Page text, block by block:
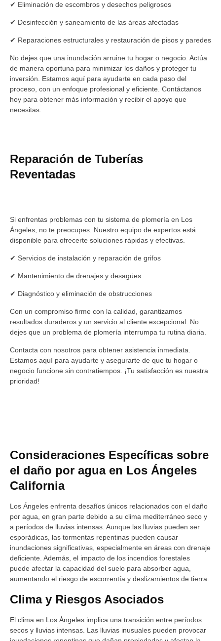
✔ Eliminación de escombros y desechos peligrosos
✔ Desinfección y saneamiento de las áreas afectadas
✔ Reparaciones estructurales y restauración de pisos y paredes
No dejes que una inundación arruine tu hogar o negocio. Actúa
de manera oportuna para minimizar los daños y proteger tu
inversión. Estamos aquí para ayudarte en cada paso del
proceso, con un enfoque profesional y eficiente. Contáctanos
hoy para obtener más información y recibir el apoyo que
necesitas.
Reparación de Tuberías
Reventadas
Si enfrentas problemas con tu sistema de plomería en Los
Ángeles, no te preocupes. Nuestro equipo de expertos está
disponible para ofrecerte soluciones rápidas y efectivas.
✔ Servicios de instalación y reparación de grifos
✔ Mantenimiento de drenajes y desagües
✔ Diagnóstico y eliminación de obstrucciones
Con un compromiso firme con la calidad, garantizamos
resultados duraderos y un servicio al cliente excepcional. No
dejes que un problema de plomería interrumpa tu rutina diaria.
Contacta con nosotros para obtener asistencia inmediata.
Estamos aquí para ayudarte y asegurarte de que tu hogar o
negocio funcione sin contratiempos. ¡Tu satisfacción es nuestra
prioridad!
Consideraciones Específicas sobre
el daño por agua en Los Ángeles
California
Los Ángeles enfrenta desafíos únicos relacionados con el daño
por agua, en gran parte debido a su clima mediterráneo seco y
a períodos de lluvias intensas. Aunque las lluvias pueden ser
esporádicas, las tormentas repentinas pueden causar
inundaciones significativas, especialmente en áreas con drenaje
deficiente. Además, el impacto de los incendios forestales
puede afectar la capacidad del suelo para absorber agua,
aumentando el riesgo de escorrentía y deslizamientos de tierra.
Clima y Riesgos Asociados
El clima en Los Ángeles implica una transición entre períodos
secos y lluvias intensas. Las lluvias inusuales pueden provocar